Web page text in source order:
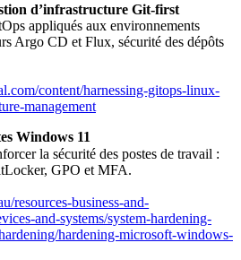
d’infrastructure Git-first
appliqués aux environnements
Argo CD et Flux, sécurité des dépôts
content/harnessing-gitops-linux-
management
Windows 11
la sécurité des postes de travail :
GPO et MFA.
resources-business-and-
and-systems/system-hardening-
hardening-microsoft-windows-